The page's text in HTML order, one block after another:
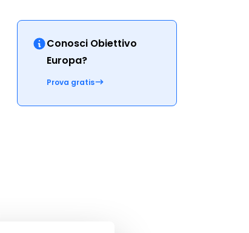
Conosci Obiettivo
Europa?
Prova gratis